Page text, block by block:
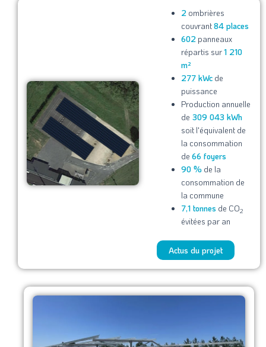
2 ombrières
couvrant84 places
602panneaux
répartis sur1 210
m²
277 kWc de
puissance
Production annuelle
de 309 043 kWh
soit l'équivalent de
la consommation
de66 foyers
90 % de la
consommation de
la commune
7,1 tonnes de CO2
évitées par an
Actus du projet